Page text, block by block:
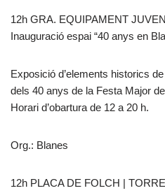
12h GRA. EQUIPAMENT
Inauguració espai “40 anys en
Exposició d’elements historics
dels 40 anys de la Festa Major
Horari d’obartura de 12 a 20 h.
Org.: Blanes
12h PLACA DE FOLCH |